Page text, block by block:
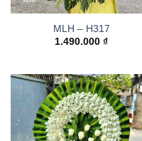
MLH – H317
1.490.000 ₫